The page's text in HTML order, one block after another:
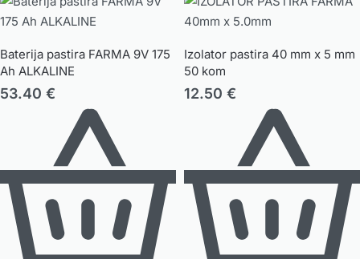
Baterija pastira FARMA 9V 175
Ah ALKALINE
53.40 €
Izolator pastira 40 mm x 5 mm
50 kom
12.50 €